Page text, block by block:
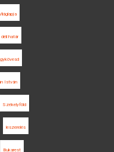
déli határ
István
Székelyföld
leszerelés
Bukarest